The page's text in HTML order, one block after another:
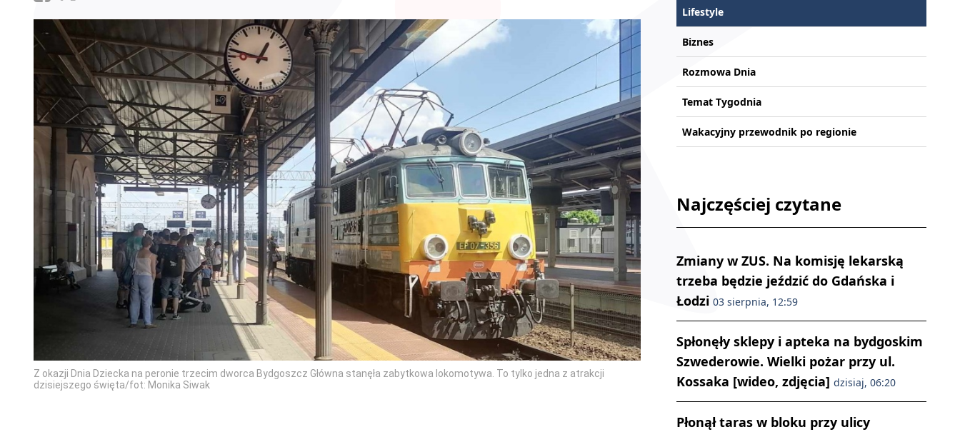
Z okazji Dnia Dziecka na peronie trzecim dworca Bydgoszcz Główna stanęła zabytkowa lokomotywa. To tylko jedna z atrakcji
dzisiejszego święta/fot: Monika Siwak
Lifestyle
Biznes
Rozmowa Dnia
Temat Tygodnia
Wakacyjny przewodnik po regionie
Najczęściej czytane
Zmiany w ZUS. Na komisję lekarską
trzeba będzie jeździć do Gdańska i
Łodzi 03 sierpnia, 12:59
Spłonęły sklepy i apteka na bydgoskim
Szwederowie. Wielki pożar przy ul.
Kossaka [wideo, zdjęcia] dzisiaj, 06:20
Płonął taras w bloku przy ulicy